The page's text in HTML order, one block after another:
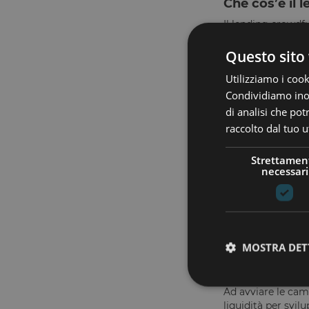
Che cos’è il
Il lending
,
piano di
del capitale alla
Rispetto
crowdfunding
mesi).
Il
accedere alle
Per ogni
plan, facsimile
L’intera
Ad avviare le
liquidità per
Questo
Utilizziamo i
Condividiamo
di analisi che
raccolto dal tuo
necessari
MOSTRA